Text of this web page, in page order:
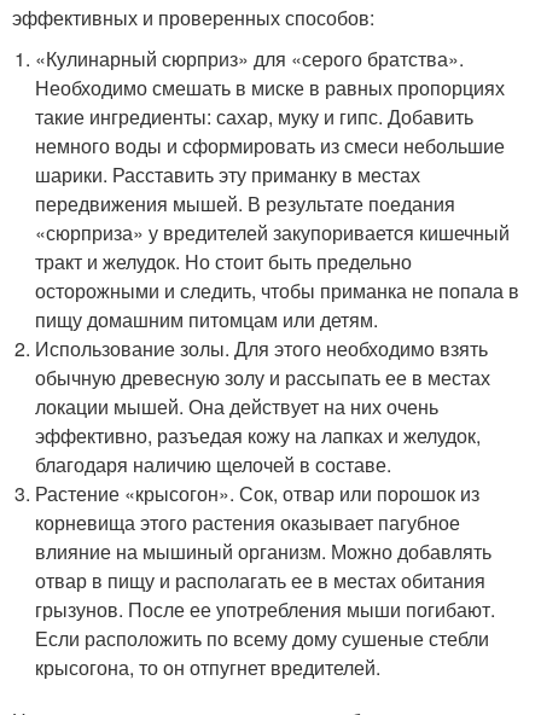
эффективных и проверенных способов:
«Кулинарный сюрприз» для «серого братства».
Необходимо смешать в миске в равных пропорциях
такие ингредиенты: сахар, муку и гипс. Добавить
немного воды и сформировать из смеси небольшие
шарики. Расставить эту приманку в местах
передвижения мышей. В результате поедания
«сюрприза» у вредителей закупоривается кишечный
тракт и желудок. Но стоит быть предельно
осторожными и следить, чтобы приманка не попала в
пищу домашним питомцам или детям.
Использование золы. Для этого необходимо взять
обычную древесную золу и рассыпать ее в местах
локации мышей. Она действует на них очень
эффективно, разъедая кожу на лапках и желудок,
благодаря наличию щелочей в составе.
Растение «крысогон». Сок, отвар или порошок из
корневища этого растения оказывает пагубное
влияние на мышиный организм. Можно добавлять
отвар в пищу и располагать ее в местах обитания
грызунов. После ее употребления мыши погибают.
Если расположить по всему дому сушеные стебли
крысогона, то он отпугнет вредителей.